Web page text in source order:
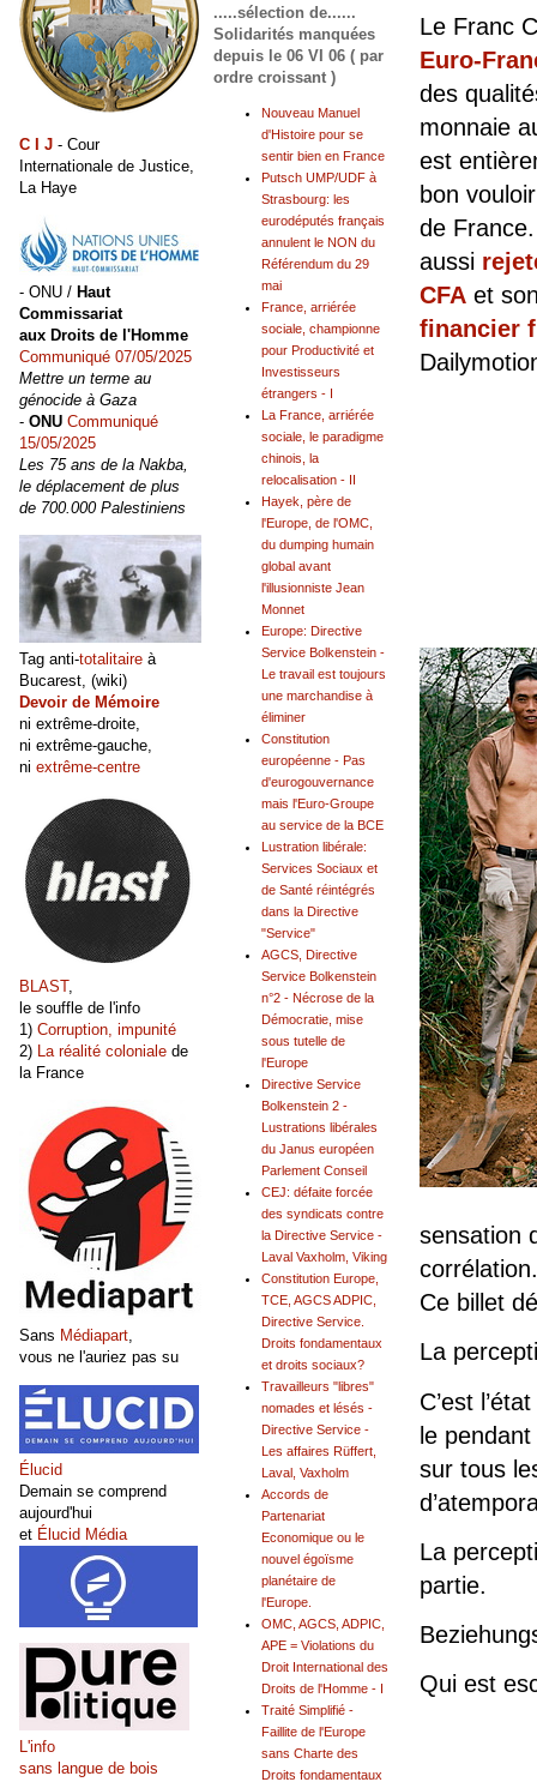
Le Franc
Euro-
des
monnaie
est
bon
de
aussi
CFA et
financier
sensation
corrélation.
Ce billet
La
C’est
le
sur tous
La
partie.
Qui est
.....sélection de......
Solidarités manquées
depuis le 06 VI 06 ( par
ordre croissant )
Nouveau Manuel
d'Histoire pour se
sentir bien en France
Putsch UMP/UDF à
Strasbourg: les
eurodéputés français
annulent le NON du
Référendum du 29
mai
France, arriérée
sociale, championne
pour Productivité et
Investisseurs
étrangers - I
La France, arriérée
sociale, le paradigme
chinois, la
relocalisation - II
Hayek, père de
l'Europe, de l'OMC,
du dumping humain
global avant
l'illusionniste Jean
Monnet
Europe: Directive
Service Bolkenstein -
Le travail est toujours
une marchandise à
éliminer
Constitution
européenne - Pas
d'eurogouvernance
mais l'Euro-Groupe
au service de la BCE
Lustration libérale:
Services Sociaux et
de Santé réintégrés
dans la Directive
"Service"
AGCS, Directive
Service Bolkenstein
n°2 - Nécrose de la
Démocratie, mise
sous tutelle de
l'Europe
Directive Service
Bolkenstein 2 -
Lustrations libérales
du Janus européen
Parlement Conseil
CEJ: défaite forcée
des syndicats contre
la Directive Service -
Laval Vaxholm, Viking
Constitution Europe,
TCE, AGCS ADPIC,
Directive Service.
Droits fondamentaux
et droits sociaux?
Travailleurs "libres"
nomades et lésés -
Directive Service -
Les affaires Rüffert,
Laval, Vaxholm
Accords de
Partenariat
Economique ou le
nouvel égoïsme
planétaire de
l'Europe.
OMC, AGCS, ADPIC,
APE = Violations du
Droit International des
Droits de l'Homme - I
Traité Simplifié -
Faillite de l'Europe
sans Charte des
Droits fondamentaux
C I J - Cour
Internationale de Justice,
La Haye
- ONU / Haut
Commissariat
aux Droits de l'Homme
Communiqué 07/05/2025
Mettre un terme au
génocide à Gaza
- ONU Communiqué
15/05/2025
Les 75 ans de la Nakba,
le déplacement de plus
de 700.000 Palestiniens
Tag anti-totalitaire à
Bucarest, (wiki)
Devoir de Mémoire
ni extrême-droite,
ni extrême-gauche,
ni extrême-centre
BLAST,
le souffle de l'info
1) Corruption, impunité
2) La réalité coloniale de
la France
Sans Médiapart,
vous ne l'auriez pas su
Élucid
Demain se comprend
aujourd'hui
et Élucid Média
L'info
sans langue de bois